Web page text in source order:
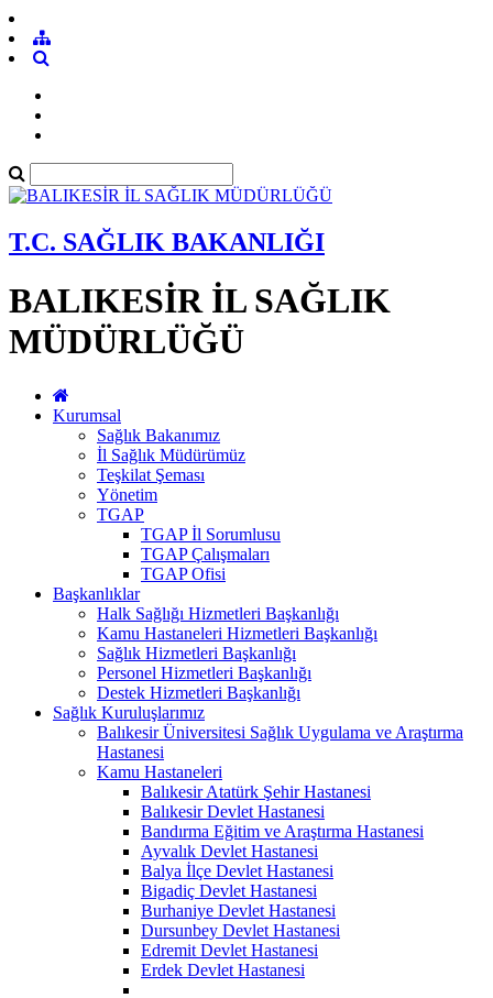
T.C. SAĞLIK BAKANLIĞI
BALIKESİR İL SAĞLIK
MÜDÜRLÜĞÜ
Kurumsal
Sağlık Bakanımız
İl Sağlık Müdürümüz
Teşkilat Şeması
Yönetim
TGAP
TGAP İl Sorumlusu
TGAP Çalışmaları
TGAP Ofisi
Başkanlıklar
Halk Sağlığı Hizmetleri Başkanlığı
Kamu Hastaneleri Hizmetleri Başkanlığı
Sağlık Hizmetleri Başkanlığı
Personel Hizmetleri Başkanlığı
Destek Hizmetleri Başkanlığı
Sağlık Kuruluşlarımız
Balıkesir Üniversitesi Sağlık Uygulama ve Araştırma
Hastanesi
Kamu Hastaneleri
Balıkesir Atatürk Şehir Hastanesi
Balıkesir Devlet Hastanesi
Bandırma Eğitim ve Araştırma Hastanesi
Ayvalık Devlet Hastanesi
Balya İlçe Devlet Hastanesi
Bigadiç Devlet Hastanesi
Burhaniye Devlet Hastanesi
Dursunbey Devlet Hastanesi
Edremit Devlet Hastanesi
Erdek Devlet Hastanesi